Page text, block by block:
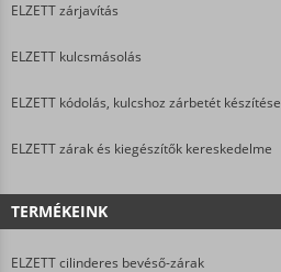
ELZETT zárjavítás
ELZETT kulcsmásolás
ELZETT kódolás, kulcshoz zárbetét készítése
ELZETT zárak és kiegészítők kereskedelme
TERMÉKEINK
ELZETT cilinderes bevéső-zárak